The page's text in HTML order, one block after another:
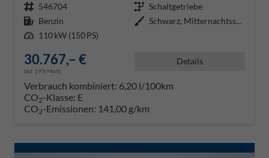
Fahrzeugnr. 546704 Getriebe Schaltgetriebe
Kraftstoff Benzin Außenfarbe
Schwarz, Mitternachtsschwarz (0E
Leistung 110 kW (150 PS)
30.767,– €
incl. 19% MwSt.
Details
Verbrauch kombiniert: 6,20 l/100km
CO2-Klasse: E
CO2-Emissionen: 141,00 g/km